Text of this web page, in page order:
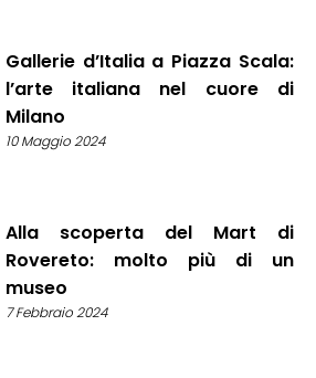
Gallerie d’Italia a Piazza Scala:
l’arte italiana nel cuore di
Milano
10 Maggio 2024
Alla scoperta del Mart di
Rovereto: molto più di un
museo
7 Febbraio 2024